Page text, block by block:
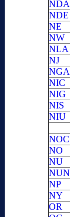
NDA
NDE
NE
NW
NLA
NJ
NGA
NIC
NIG
NIS
NIU
NOC
NO
NU
NUN
NP
NY
OR